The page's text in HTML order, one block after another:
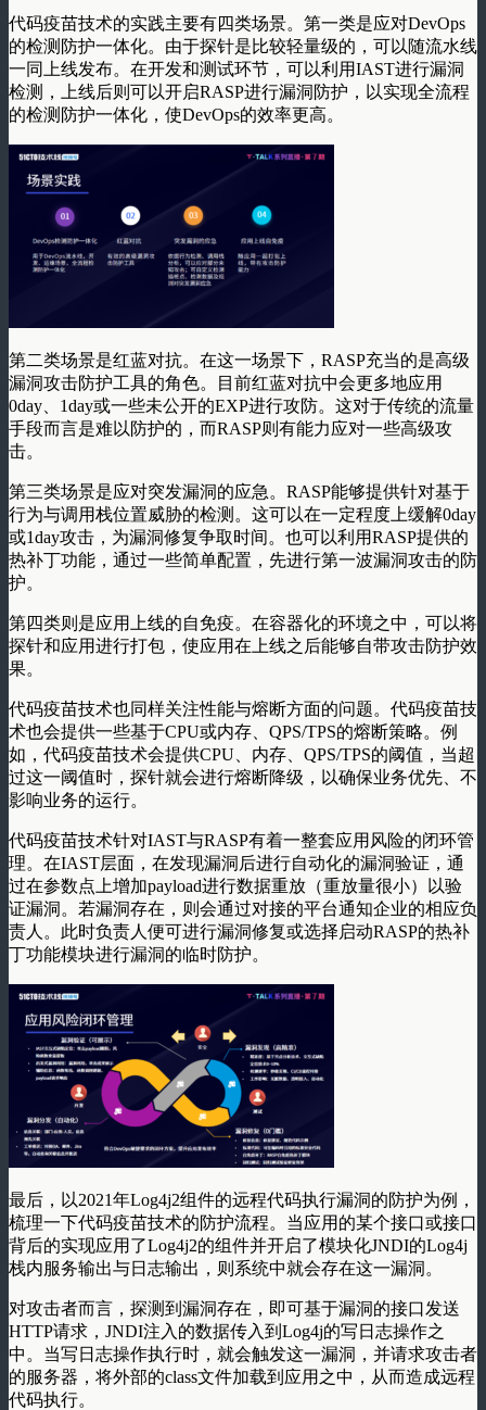
代码疫苗技术的实践主要有四类场景。第一类是应对DevOps
的检测防护一体化。由于探针是比较轻量级的，可以随流水线
一同上线发布。在开发和测试环节，可以利用IAST进行漏洞
检测，上线后则可以开启RASP进行漏洞防护，以实现全流程
的检测防护一体化，使DevOps的效率更高。
第二类场景是红蓝对抗。在这一场景下，RASP充当的是高级
漏洞攻击防护工具的角色。目前红蓝对抗中会更多地应用
0day、1day或一些未公开的EXP进行攻防。这对于传统的流量
手段而言是难以防护的，而RASP则有能力应对一些高级攻
击。
第三类场景是应对突发漏洞的应急。RASP能够提供针对基于
行为与调用栈位置威胁的检测。这可以在一定程度上缓解0day
或1day攻击，为漏洞修复争取时间。也可以利用RASP提供的
热补丁功能，通过一些简单配置，先进行第一波漏洞攻击的防
护。
第四类则是应用上线的自免疫。在容器化的环境之中，可以将
探针和应用进行打包，使应用在上线之后能够自带攻击防护效
果。
代码疫苗技术也同样关注性能与熔断方面的问题。代码疫苗技
术也会提供一些基于CPU或内存、QPS/TPS的熔断策略。例
如，代码疫苗技术会提供CPU、内存、QPS/TPS的阈值，当超
过这一阈值时，探针就会进行熔断降级，以确保业务优先、不
影响业务的运行。
代码疫苗技术针对IAST与RASP有着一整套应用风险的闭环管
理。在IAST层面，在发现漏洞后进行自动化的漏洞验证，通
过在参数点上增加payload进行数据重放（重放量很小）以验
证漏洞。若漏洞存在，则会通过对接的平台通知企业的相应负
责人。此时负责人便可进行漏洞修复或选择启动RASP的热补
丁功能模块进行漏洞的临时防护。
最后，以2021年Log4j2组件的远程代码执行漏洞的防护为例，
梳理一下代码疫苗技术的防护流程。当应用的某个接口或接口
背后的实现应用了Log4j2的组件并开启了模块化JNDI的Log4j
栈内服务输出与日志输出，则系统中就会存在这一漏洞。
对攻击者而言，探测到漏洞存在，即可基于漏洞的接口发送
HTTP请求，JNDI注入的数据传入到Log4j的写日志操作之
中。当写日志操作执行时，就会触发这一漏洞，并请求攻击者
的服务器，将外部的class文件加载到应用之中，从而造成远程
代码执行。